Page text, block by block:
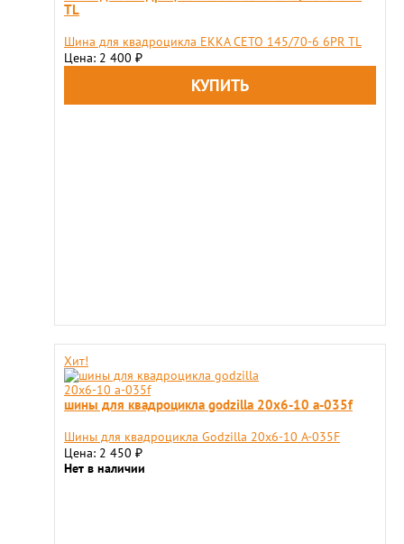
TL
Шина для квадроцикла EKKA CETO 145/70-6 6PR TL
Цена: 2 400 ₽
Хит!
шины для квадроцикла godzilla 20х6-10 a-035f
Шины для квадроцикла Godzilla 20х6-10 A-035F
Цена: 2 450 ₽
Нет в наличии